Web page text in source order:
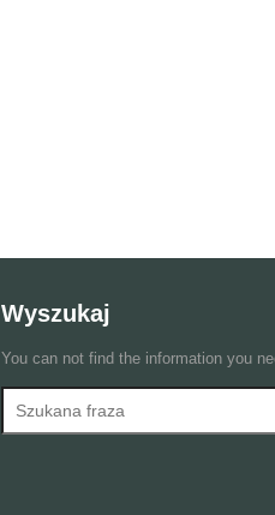
Wyszukaj
You can not find the information you
Formularz wyszukiwania
Wyszukaj